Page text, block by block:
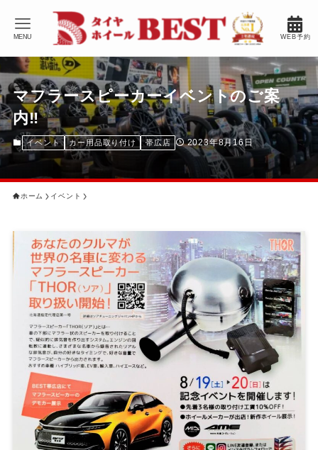
WEB予約
MENU
マフラースピーカーイベントのご案
内‼️
イベント カー用品取り付け 帯広店 2023年8月16日
ホーム イベント